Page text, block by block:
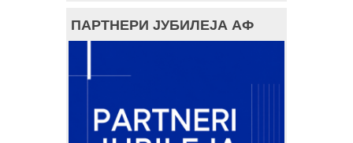
ПАРТНЕРИ ЈУБИЛЕЈА АФ